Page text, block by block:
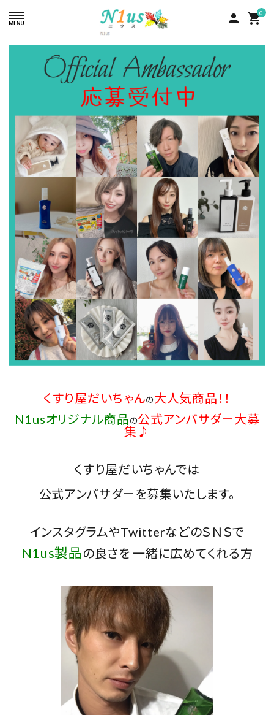
person 0
shopping_cart
ACCOUNT MENU
ようこそ ゲスト 様
person 新規会員登録
search
人気商品
カテゴリーから探す
グループ
コンテンツ
INFORMATION
くすり屋だいちゃんの大人気商品！！
N1usオリジナル商品の公式アンバサダー大募
集♪
くすり屋だいちゃんでは
公式アンバサダーを募集いたします。
インスタグラムやTwitterなどのＳＮＳで
N1us製品 の良さを 一緒に広めてくれる方